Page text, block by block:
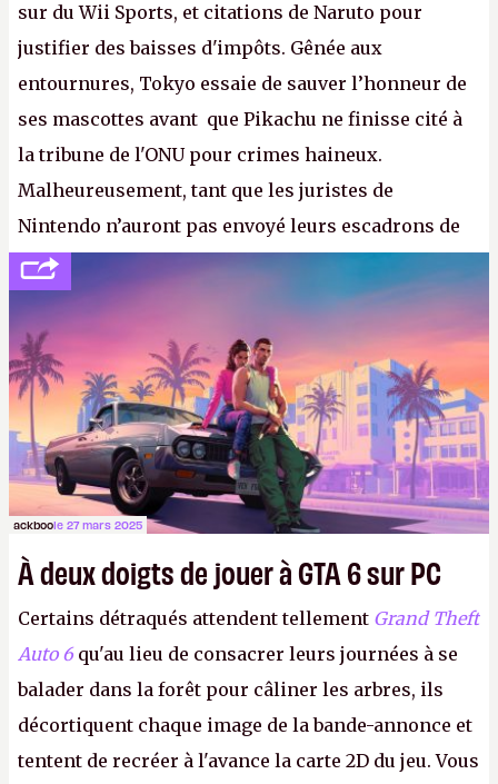
sur du Wii Sports, et citations de Naruto pour
justifier des baisses d'impôts. Gênée aux
entournures, Tokyo essaie de sauver l’honneur de
ses mascottes avant que Pikachu ne finisse cité à
la tribune de l'ONU pour crimes haineux.
Malheureusement, tant que les juristes de
Nintendo n’auront pas envoyé leurs escadrons de
la mort judiciaires pour distribuer du copyright
strike à tour de bras, l'Oncle Sam continuera
d'étaler sa confiture intellectuelle sur vos
souvenirs d'enfance.P.
ackboole 27 mars 2025
À deux doigts de jouer à GTA 6 sur PC
Certains détraqués attendent tellement Grand Theft
Auto 6 qu'au lieu de consacrer leurs journées à se
balader dans la forêt pour câliner les arbres, ils
décortiquent chaque image de la bande-annonce et
tentent de recréer à l'avance la carte 2D du jeu. Vous